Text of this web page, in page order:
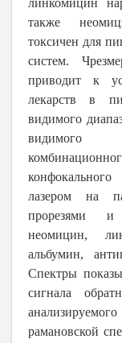
линкомицин
также
токсичен для
систем.
приводит к
лекарств в
видимого
видимого
лазером на
прорезями и
неомицин,
альбумин,
Спектры
сигнала
рамановской